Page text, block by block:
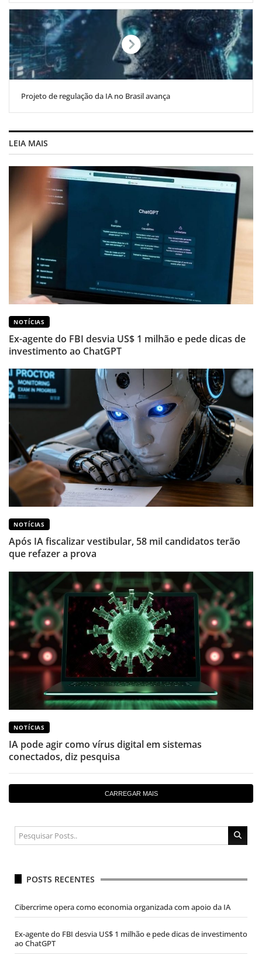
Projeto de regulação da IA no Brasil avança
LEIA MAIS
NOTÍCIAS
Ex-agente do FBI desvia US$ 1 milhão e pede dicas de
investimento ao ChatGPT
NOTÍCIAS
Após IA fiscalizar vestibular, 58 mil candidatos terão
que refazer a prova
NOTÍCIAS
IA pode agir como vírus digital em sistemas
conectados, diz pesquisa
CARREGAR MAIS
POSTS RECENTES
Cibercrime opera como economia organizada com apoio da IA
Ex-agente do FBI desvia US$ 1 milhão e pede dicas de investimento
ao ChatGPT